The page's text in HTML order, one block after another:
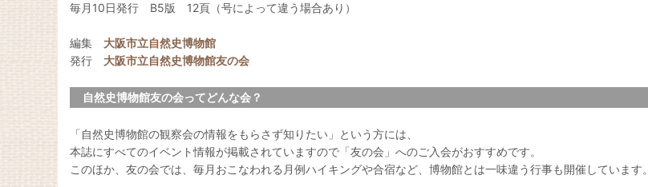
毎月10日発行 B5版 12頁（号によって違う場合あり）
編集 大阪市立自然史博物館
発行 大阪市立自然史博物館友の会
自然史博物館友の会ってどんな会？
「自然史博物館の観察会の情報をもらさず知りたい」という方には、
本誌にすべてのイベント情報が掲載されていますので「友の会」へのご入会がおすすめです。
このほか、友の会では、毎月おこなわれる月例ハイキングや合宿など、博物館とは一味違う行事も開催しています。